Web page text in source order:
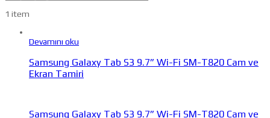
1 item
Devamını oku
Samsung Galaxy Tab S3 9.7” Wi-Fi SM-T820 Cam ve
Ekran Tamiri
Samsung Galaxy Tab S3 9.7” Wi-Fi SM-T820 Cam ve